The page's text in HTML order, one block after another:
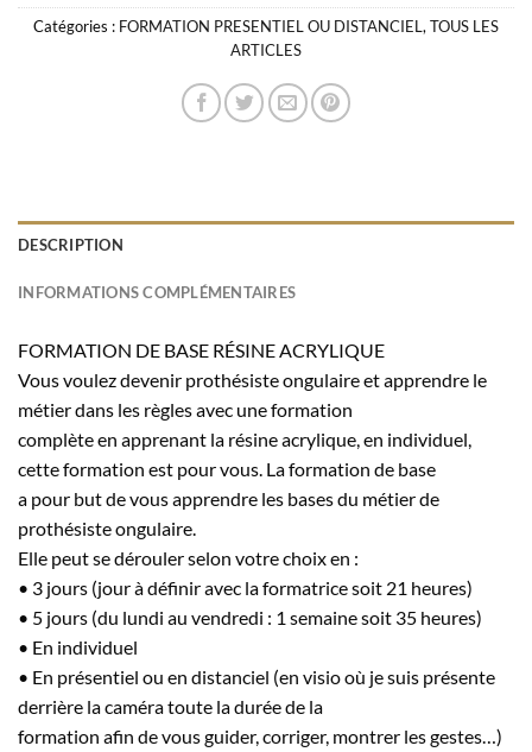
Catégories : FORMATION PRESENTIEL OU DISTANCIEL, TOUS LES
ARTICLES
DESCRIPTION
INFORMATIONS COMPLÉMENTAIRES
FORMATION DE BASE RÉSINE ACRYLIQUE
Vous voulez devenir prothésiste ongulaire et apprendre le
métier dans les règles avec une formation
complète en apprenant la résine acrylique, en individuel,
cette formation est pour vous. La formation de base
a pour but de vous apprendre les bases du métier de
prothésiste ongulaire.
Elle peut se dérouler selon votre choix en :
• 3 jours (jour à définir avec la formatrice soit 21 heures)
• 5 jours (du lundi au vendredi : 1 semaine soit 35 heures)
• En individuel
• En présentiel ou en distanciel (en visio où je suis présente
derrière la caméra toute la durée de la
formation afin de vous guider, corriger, montrer les gestes…)